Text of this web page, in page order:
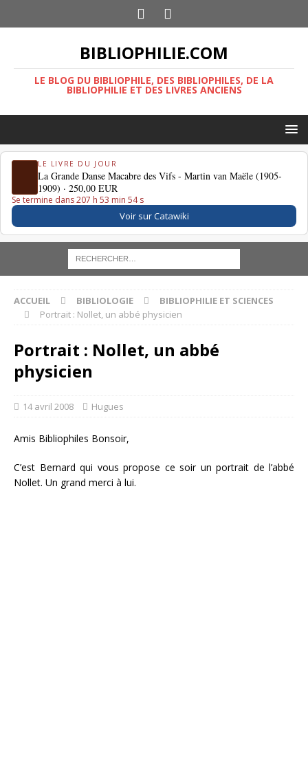
BIBLIOPHILIE.COM
LE BLOG DU BIBLIOPHILE, DES BIBLIOPHILES, DE LA
BIBLIOPHILIE ET DES LIVRES ANCIENS
LE LIVRE DU JOUR
La Grande Danse Macabre des Vifs - Martin van Maële (1905-
1909) · 250,00 EUR
Se termine dans 207 h 53 min 53 s
Voir sur Catawiki
ACCUEIL BIBLIOLOGIE
BIBLIOPHILIE ET SCIENCES
Portrait : Nollet, un abbé physicien
Portrait : Nollet, un abbé
physicien
14 avril 2008 Hugues
Amis Bibliophiles Bonsoir,
C’est Bernard qui vous propose ce soir un portrait de l’abbé
Nollet. Un grand merci à lui.